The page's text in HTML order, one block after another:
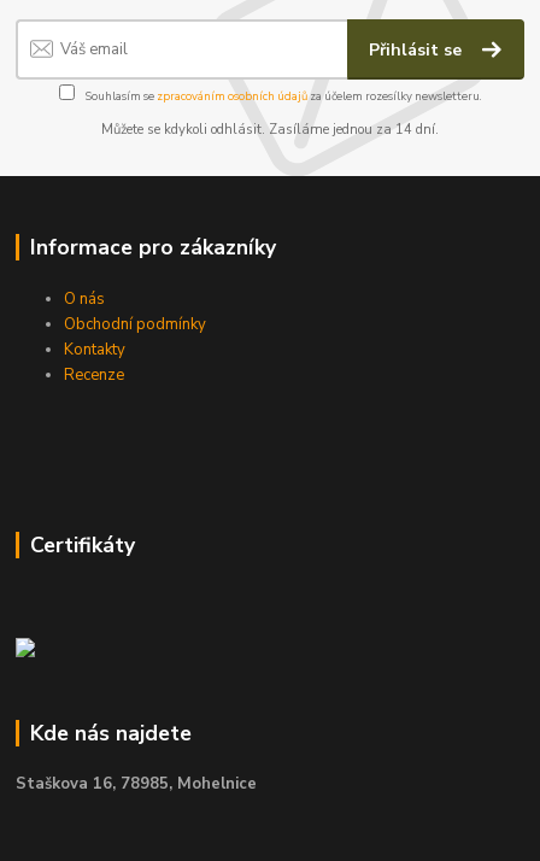
Přihlásit se
Souhlasím se zpracováním osobních údajůza účelem rozesílky newsletteru.
Můžete se kdykoli odhlásit. Zasíláme jednou za 14 dní.
Informace pro zákazníky
O nás
Obchodní podmínky
Kontakty
Recenze
Certifikáty
Kde nás najdete
Staškova 16, 78985, Mohelnice